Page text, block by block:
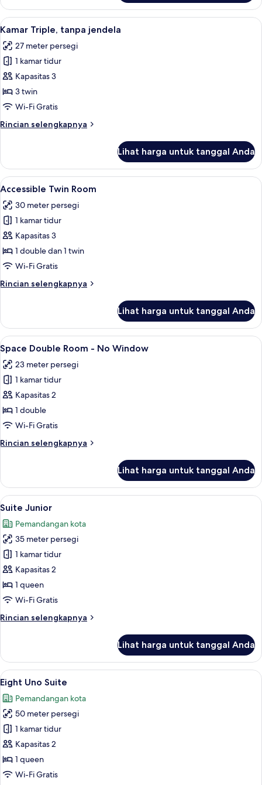
Kamar
Double,
tanpa
Lihat
semua
foto
untuk
Kamar
Triple,
tanpa
Kamar Triple, tanpa jendela | Seprai
3
Kamar Triple, tanpa jendela
27 meter persegi
1 kamar tidur
Kapasitas 3
3 twin
Wi-Fi Gratis
Rincian selengkapnya
Rincian
Kamar
Triple,
tanpa
Lihat harga untuk tanggal Anda
Lihat
semua
foto
untuk
Accessible
Twin
Room
Accessible Twin Room | Seprai
5
Accessible Twin Room
30 meter persegi
1 kamar tidur
Kapasitas 3
1 double dan 1 twin
Wi-Fi Gratis
Rincian selengkapnya
Rincian
Accessible
Twin
Room
Lihat harga untuk tanggal Anda
Lihat
semua
foto
untuk
Space
Double
Room
No
Space Double Room - No Window |
5
Space Double Room - No Window
23 meter persegi
1 kamar tidur
Kapasitas 2
1 double
Wi-Fi Gratis
Rincian selengkapnya
Rincian
Space
Double
Room
No
Window
Lihat harga untuk tanggal Anda
Lihat
semua
foto
untuk
Suite
Junior
Suite Junior | Seprai premium,
4
Suite Junior
Pemandangan kota
35 meter persegi
1 kamar tidur
Kapasitas 2
1 queen
Wi-Fi Gratis
Rincian selengkapnya
Rincian
Suite
Junior
Lihat harga untuk tanggal Anda
Lihat
semua
foto
untuk
Eight
Uno
Suite
Eight Uno Suite | Seprai premium,
5
Eight Uno Suite
Pemandangan kota
50 meter persegi
1 kamar tidur
Kapasitas 2
1 queen
Wi-Fi Gratis